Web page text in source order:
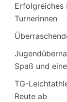
Erfolgreiches
Turnerinnen
Spaß und
TG-
Reute ab